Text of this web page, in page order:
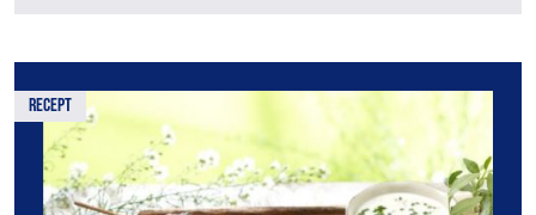
recept